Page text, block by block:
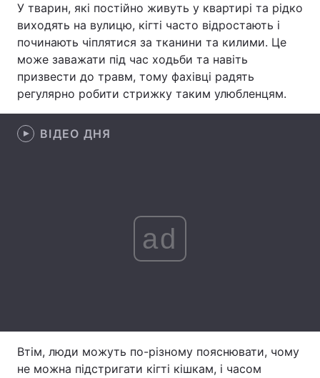
Лонгріди
Відео з Youtube Статті
Інтерв'ю Думки
Архів
У тварин, які постійно живуть у квартирі та рідко
виходять на вулицю, кігті часто відростають і
починають чіплятися за тканини та килими. Це
може заважати під час ходьби та навіть
призвести до травм, тому фахівці радять
регулярно робити стрижку таким улюбленцям.
ВІДЕО ДНЯ
ad
Втім, люди можуть по-різному пояснювати, чому
не можна підстригати кігті кішкам, і часом